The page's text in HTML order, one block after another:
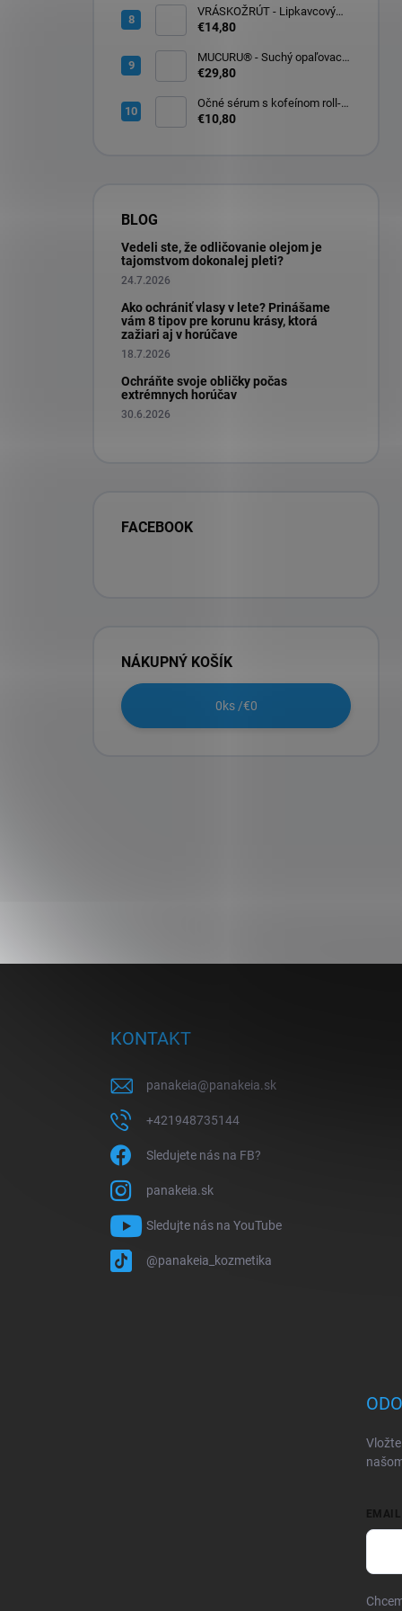
VRÁSKOŽRÚT - Lipkavcový
denný krém s Q10 30ml
€14,80
MUCURU® - Suchý opaľovací
olej SPF 30 100ml
€29,80
Očné sérum s kofeínom roll-
on na očné okolie 10ml
€10,80
BLOG
Vedeli ste, že odličovanie olejom je
tajomstvom dokonalej pleti?
24.7.2026
Ako ochrániť vlasy v lete? Prinášame
vám 8 tipov pre korunu krásy, ktorá
zažiari aj v horúčave
18.7.2026
Ochráňte svoje obličky počas
extrémnych horúčav
30.6.2026
FACEBOOK
NÁKUPNÝ KOŠÍK
0ks /€0
KONTAKT
panakeia@panakeia.sk
+421948735144
Sledujete nás na FB?
panakeia.sk
Sledujte nás na YouTube
@panakeia_kozmetika
EMAIL